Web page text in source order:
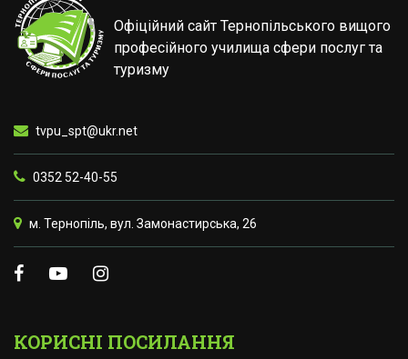
Офіційний сайт Тернопільського вищого
професійного училища сфери послуг та
туризму
tvpu_spt@ukr.net
0352 52-40-55
м. Тернопіль, вул. Замонастирська, 26
КОРИСНІ ПОСИЛАННЯ